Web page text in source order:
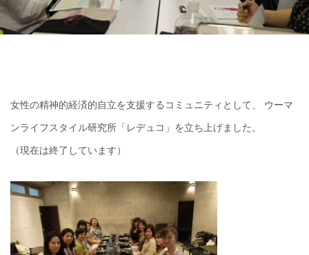
女性の精神的経済的自立を支援するコミュニティとして、 ウーマ
ンライフスタイル研究所「レデュコ」を立ち上げました。
（現在は終了しています）